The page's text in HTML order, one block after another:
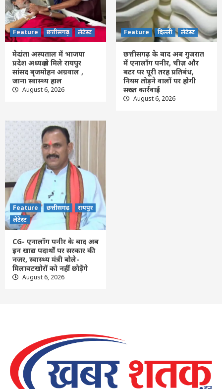
4
Feature दिल्ली लेटेस्ट
छत्तीसगढ़ के बाद अब गुजरात में एनालॉग पनीर,
चीज़ और बटर पर पूरी तरह प्रतिबंध, नियम तोड़ने
वालों पर होगी सख्त कार्रवाई
5
Feature छत्तीसगढ़ लेटेस्ट
CG- एनालॉग पनीर के बाद अब इन खाद्य पदार्थों पर
सरकार की नजर, स्वास्थ्य मंत्री बोले- मिलावटखोरों
को नहीं छोड़ेंगे
Feature छत्तीसगढ़ लेटेस्ट
मेदांता अस्पताल में भाजपा
प्रदेश अध्यक्ष से मिले रायपुर
सांसद बृजमोहन अग्रवाल ,
जाना स्वास्थ्य हाल
August 6, 2026
Feature दिल्ली लेटेस्ट
छत्तीसगढ़ के बाद अब गुजरात
में एनालॉग पनीर, चीज़ और
बटर पर पूरी तरह प्रतिबंध,
नियम तोड़ने वालों पर होगी
सख्त कार्रवाई
August 6, 2026
Feature छत्तीसगढ़
रायपुर
लेटेस्ट
CG- एनालॉग पनीर के बाद अब
इन खाद्य पदार्थों पर सरकार की
नजर, स्वास्थ्य मंत्री बोले-
मिलावटखोरों को नहीं छोड़ेंगे
August 6, 2026